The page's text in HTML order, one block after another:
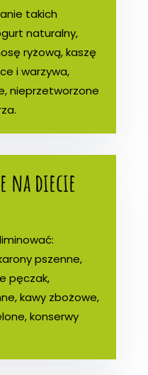
takich
naturalny,
ryżową, kaszę
i warzywa,
nieprzetworzone
na diecie
pszenne,
pęczak,
kawy zbożowe,
konserwy